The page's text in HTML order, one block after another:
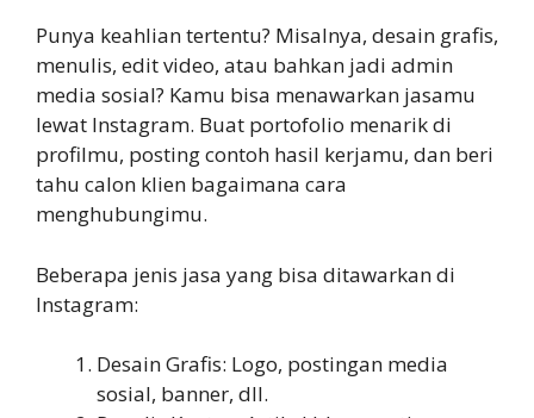
Punya keahlian tertentu? Misalnya, desain grafis,
menulis, edit video, atau bahkan jadi admin
media sosial? Kamu bisa menawarkan jasamu
lewat Instagram. Buat portofolio menarik di
profilmu, posting contoh hasil kerjamu, dan beri
tahu calon klien bagaimana cara
menghubungimu.
Beberapa jenis jasa yang bisa ditawarkan di
Instagram:
Desain Grafis: Logo, postingan media
sosial, banner, dll.